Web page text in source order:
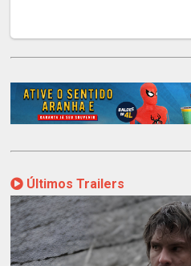
Últimos Trailers